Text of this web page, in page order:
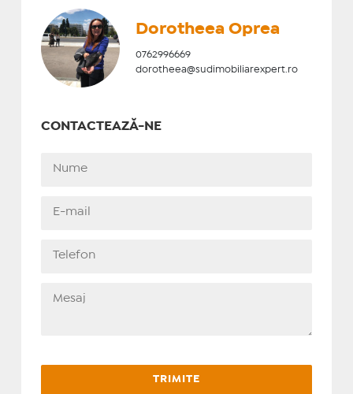
Dorotheea Oprea
0762996669
dorotheea@sudimobiliarexpert.ro
CONTACTEAZĂ-NE